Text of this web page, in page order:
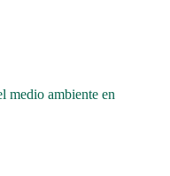
medio ambiente en